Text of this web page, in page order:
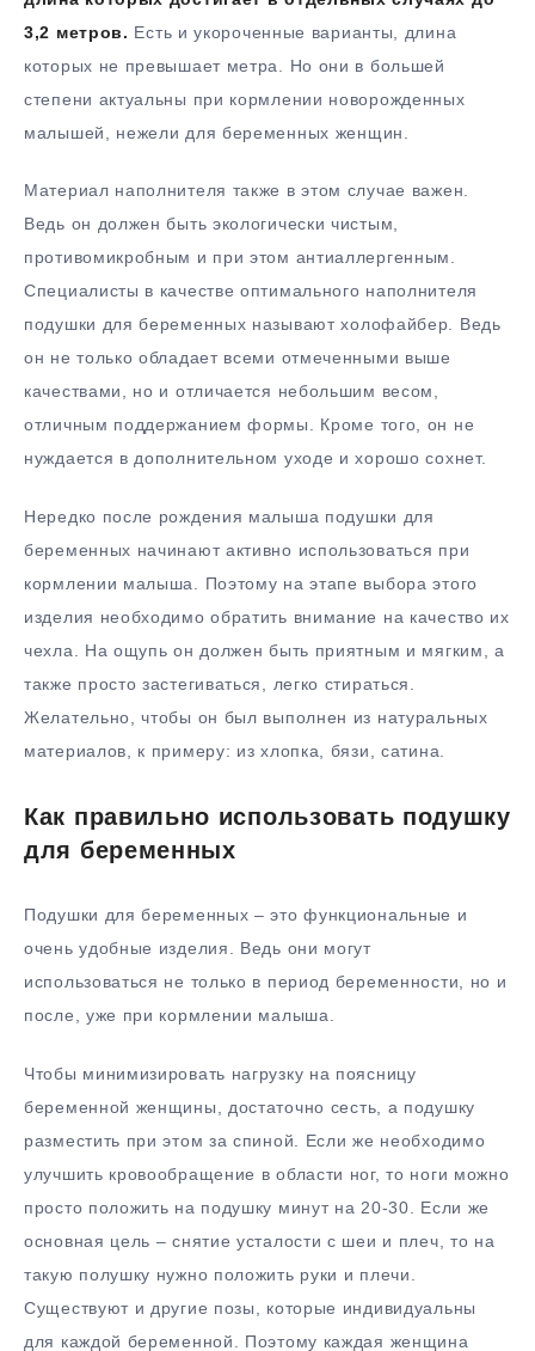
3,2 метров. Есть и укороченные варианты, длина
которых не превышает метра. Но они в большей
степени актуальны при кормлении новорожденных
малышей, нежели для беременных женщин.
Материал наполнителя также в этом случае важен.
Ведь он должен быть экологически чистым,
противомикробным и при этом антиаллергенным.
Специалисты в качестве оптимального наполнителя
подушки для беременных называют холофайбер. Ведь
он не только обладает всеми отмеченными выше
качествами, но и отличается небольшим весом,
отличным поддержанием формы. Кроме того, он не
нуждается в дополнительном уходе и хорошо сохнет.
Нередко после рождения малыша подушки для
беременных начинают активно использоваться при
кормлении малыша. Поэтому на этапе выбора этого
изделия необходимо обратить внимание на качество их
чехла. На ощупь он должен быть приятным и мягким, а
также просто застегиваться, легко стираться.
Желательно, чтобы он был выполнен из натуральных
материалов, к примеру: из хлопка, бязи, сатина.
Как правильно использовать подушку
для беременных
Подушки для беременных – это функциональные и
очень удобные изделия. Ведь они могут
использоваться не только в период беременности, но и
после, уже при кормлении малыша.
Чтобы минимизировать нагрузку на поясницу
беременной женщины, достаточно сесть, а подушку
разместить при этом за спиной. Если же необходимо
улучшить кровообращение в области ног, то ноги можно
просто положить на подушку минут на 20-30. Если же
основная цель – снятие усталости с шеи и плеч, то на
такую полушку нужно положить руки и плечи.
Существуют и другие позы, которые индивидуальны
для каждой беременной. Поэтому каждая женщина